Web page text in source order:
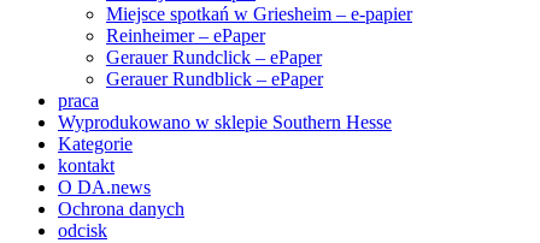
Miejsce spotkań w Griesheim – e-papier
Reinheimer – ePaper
Gerauer Rundclick – ePaper
Gerauer Rundblick – ePaper
praca
Wyprodukowano w sklepie Southern Hesse
Kategorie
kontakt
O DA.news
Ochrona danych
odcisk